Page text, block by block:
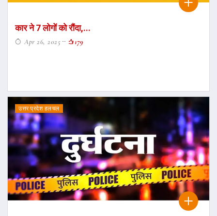
कार ने 7 लोगों को रौंदा,...
Apr 26, 2025 179
उत्तर प्रदेश हलचल